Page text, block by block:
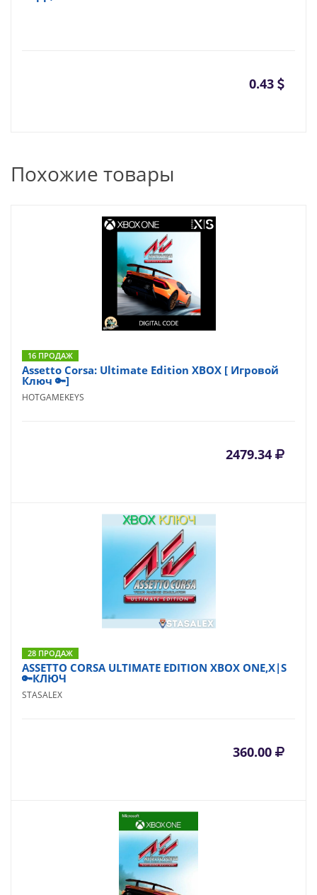
0.43
Похожие товары
16 ПРОДАЖ
Assetto Corsa: Ultimate Edition XBOX [ Игровой
Ключ 🔑]
HOTGAMEKEYS
2479.34
28 ПРОДАЖ
ASSETTO CORSA ULTIMATE EDITION XBOX ONE,X|S
🔑КЛЮЧ
STASALEX
360.00